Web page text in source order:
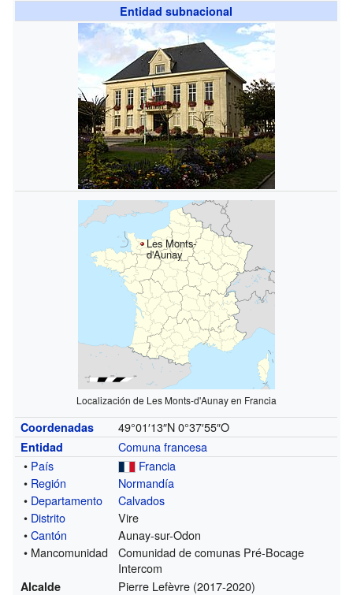
Entidad subnacional
Les Monts-
d'Aunay
Localización de Les Monts-d'Aunay en Francia
Coordenadas 49°01′13″N 0°37′55″O
Entidad
Comuna francesa
• País
Francia
• Región
Normandía
• Departamento
Calvados
• Distrito
Vire
•Cantón
Aunay-sur-Odon
• Mancomunidad
Comunidad de comunas Pré-Bocage
Intercom
Alcalde Pierre Lefèvre (2017-2020)